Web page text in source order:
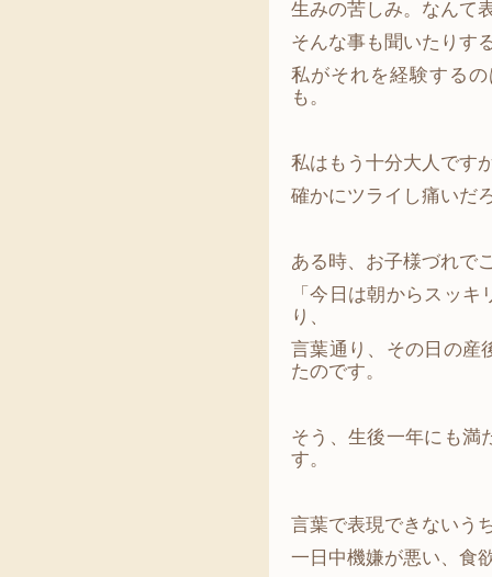
生みの苦しみ。なんて
そんな事も聞いたりす
私がそれを経験する
も。
私はもう十分大人です
確かにツライし痛いだ
ある時、お子様づれで
「今日は朝からスッ
り、
言葉通り、その日の産
たのです。
そう、生後一年にも満
す。
言葉で表現できないう
一日中機嫌が悪い、食